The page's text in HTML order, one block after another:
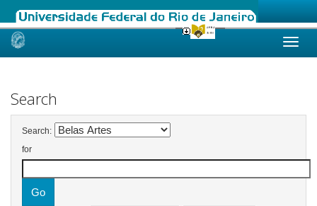
Skip
Search
Search:
for